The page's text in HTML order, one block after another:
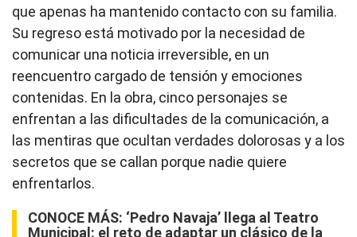
que apenas ha mantenido contacto con su familia.
Su regreso está motivado por la necesidad de
comunicar una noticia irreversible, en un
reencuentro cargado de tensión y emociones
contenidas. En la obra, cinco personajes se
enfrentan a las dificultades de la comunicación, a
las mentiras que ocultan verdades dolorosas y a los
secretos que se callan porque nadie quiere
enfrentarlos.
CONOCE MÁS: ‘Pedro Navaja’ llega al Teatro
Municipal: el reto de adaptar un clásico de la